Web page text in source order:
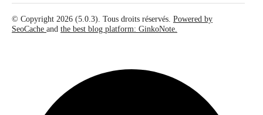
© Copyright 2026 (5.0.3). Tous droits réservés. Powered by
SeoCache and the best blog platform: GinkoNote.